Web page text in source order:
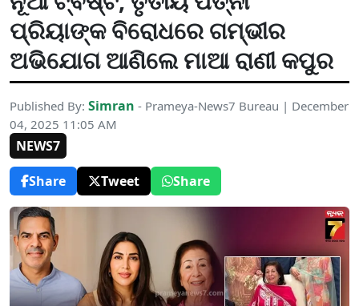
ପ୍ରିୟାଙ୍କ ବିରୋଧରେ ଗମ୍ଭୀର
ଅଭିଯୋଗ ଆଣିଲେ ମାଆ ରାଣୀ କପୁର
Published By: Simran - Prameya-News7 Bureau | December
04, 2025 11:05 AM
NEWS7
Share
Tweet Share